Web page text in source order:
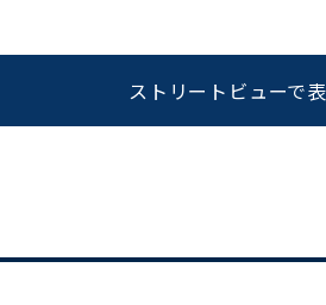
ストリートビューで